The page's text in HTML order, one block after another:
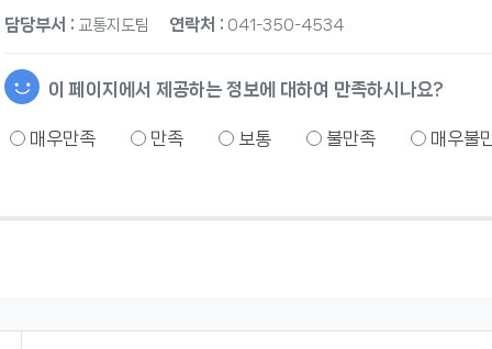
담당부서 : 교통지도팀 연락처 : 041-350-4534
이 페이지에서 제공하는 정보에 대하여 만족하시나요?
매우만족 만족 보통 불만족 매우불